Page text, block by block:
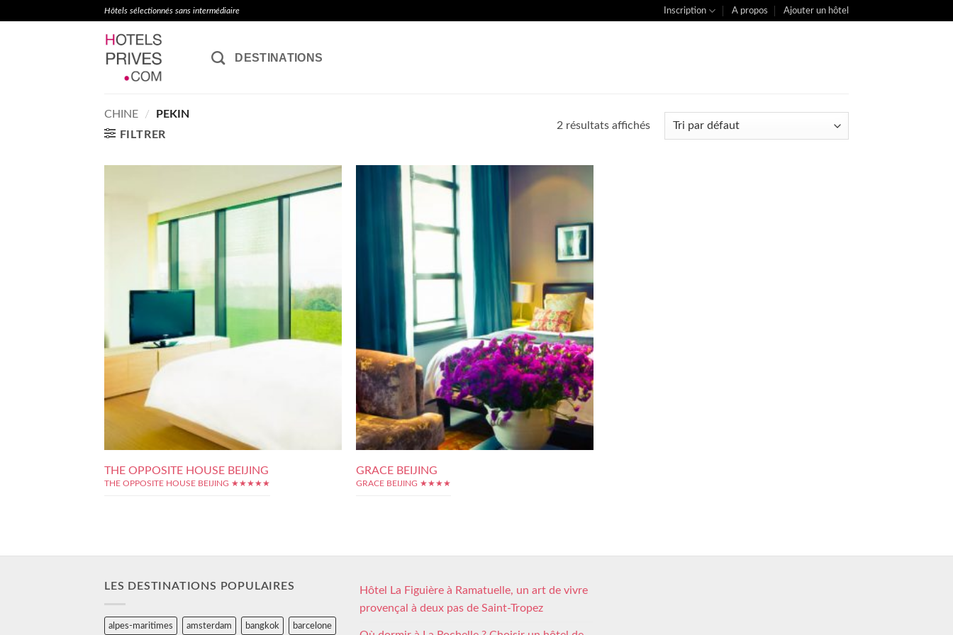
Hôtels sélectionnés sans intermédiaire Inscription A propos Ajouter un hôtel
DESTINATIONS
CHINE /
PEKIN
FILTRER
2 résultats affichés
THE OPPOSITE HOUSE BEIJING
THE OPPOSITE HOUSE BEIJING ★★★★★
GRACE BEIJING
GRACE BEIJING ★★★★
LES DESTINATIONS POPULAIRES
alpes-maritimes amsterdam bangkok barcelone
Hôtel La Figuière à Ramatuelle, un art de vivre
provençal à deux pas de Saint-Tropez